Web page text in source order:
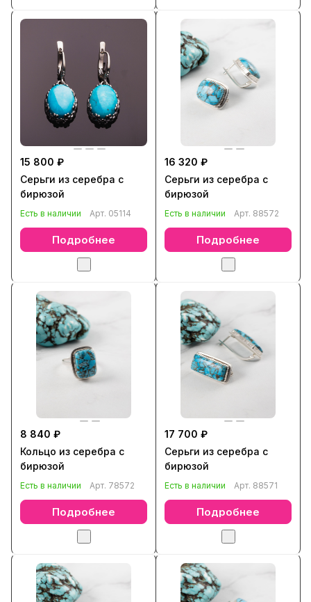
15 800 ₽
Серьги из серебра с
бирюзой
Есть в наличии Арт. 05114
Подробнее
16 320 ₽
Серьги из серебра с
бирюзой
Есть в наличии Арт. 88572
Подробнее
8 840 ₽
Кольцо из серебра с
бирюзой
Есть в наличии Арт. 78572
Подробнее
17 700 ₽
Серьги из серебра с
бирюзой
Есть в наличии Арт. 88571
Подробнее